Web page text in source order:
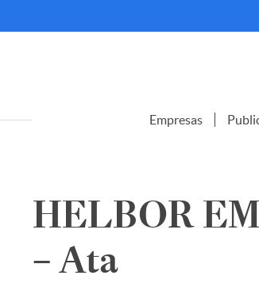
Empresas
HELBOR
– Ata